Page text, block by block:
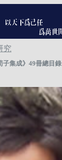
究
子集成》49冊總目錄